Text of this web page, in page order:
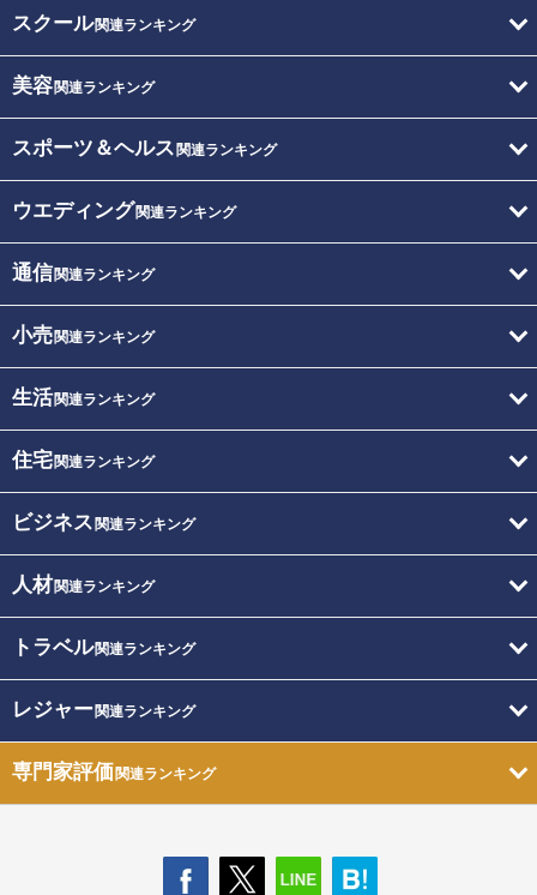
スクール関連ランキング
美容関連ランキング
スポーツ＆ヘルス 関連ランキング
ウエディング関連ランキング
通信関連ランキング
小売関連ランキング
生活関連ランキング
住宅関連ランキング
ビジネス 関連ランキング
人材関連ランキング
トラベル関連ランキング
レジャー関連ランキング
専門家評価関連ランキング